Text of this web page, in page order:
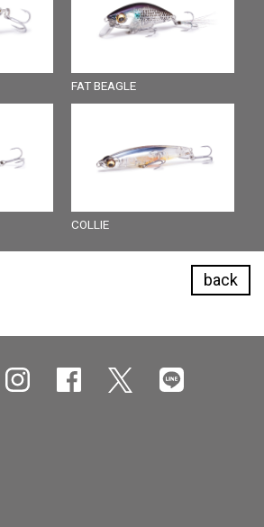
FAT BEAGLE
COLLIE
back